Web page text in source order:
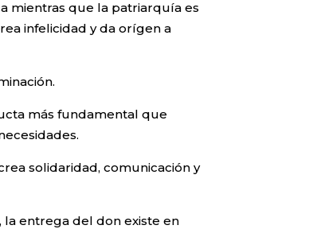
mientras que la patriarquía es
infelicidad y da orígen a
más fundamental que
solidaridad, comunicación y
entrega del don existe en